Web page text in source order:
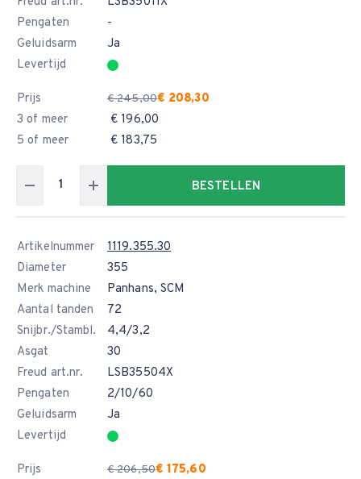
Pengaten
-
Geluidsarm
Ja
Levertijd
Prijs € 245,00€ 208,30
3 of meer
€ 196,00
5 of meer
€ 183,75
BESTELLEN
Artikelnummer
1119.355.30
Diameter
355
Merk machine
Panhans, SCM
Aantal tanden
72
Snijbr./Stambl.
4,4/3,2
Asgat
30
Freud art.nr.
LSB35504X
Pengaten
2/10/60
Geluidsarm
Ja
Levertijd
Prijs € 206,50€ 175,60